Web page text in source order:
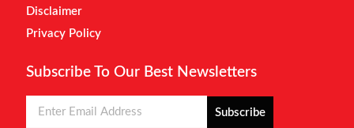
Disclaimer
Privacy Policy
Subscribe To Our Best Newsletters
Subscribe